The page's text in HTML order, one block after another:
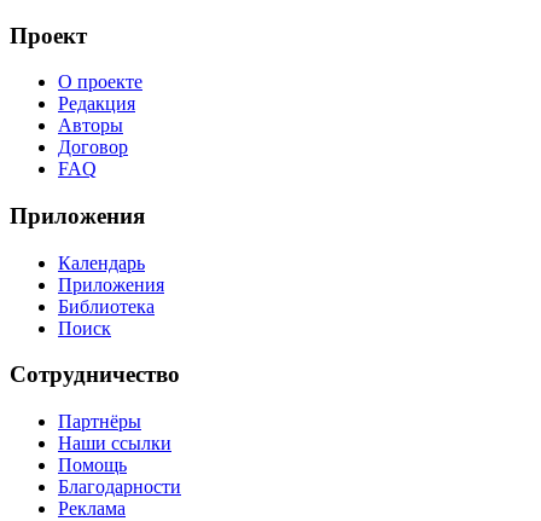
Проект
О проекте
Редакция
Авторы
Договор
FAQ
Приложения
Календарь
Приложения
Библиотека
Поиск
Сотрудничество
Партнёры
Наши ссылки
Помощь
Благодарности
Реклама